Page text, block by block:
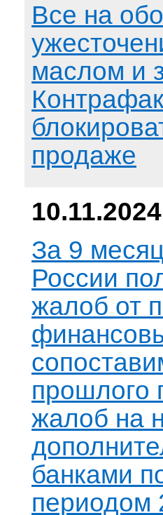
Все на
маслом и
продаже
10.11.2024
За 9
России
жалоб от
прошлого
жалоб на
банками
периодом